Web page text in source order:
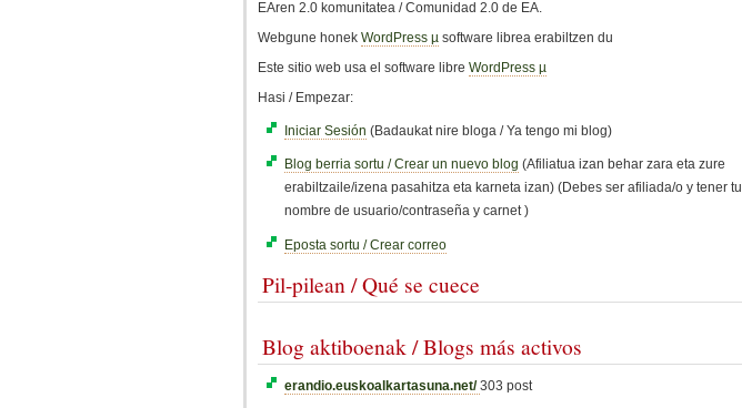
EAren 2.0 komunitatea / Comunidad 2.0 de EA.
Webgune honek WordPress µ software librea erabiltzen du
Este sitio web usa el software libre WordPress µ
Hasi / Empezar:
Iniciar Sesión (Badaukat nire bloga / Ya tengo mi blog)
Blog berria sortu / Crear un nuevo blog (Afiliatua izan behar zara eta zure
erabiltzaile/izena pasahitza eta karneta izan) (Debes ser afiliada/o y tener tu
nombre de usuario/contraseña y carnet )
Eposta sortu / Crear correo
Pil-pilean / Qué se cuece
Blog aktiboenak / Blogs más activos
erandio.euskoalkartasuna.net/ 303 post